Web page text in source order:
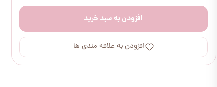
افزودن به سبد خرید
افزودن به علاقه مندی ها